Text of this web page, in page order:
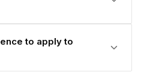
to apply to